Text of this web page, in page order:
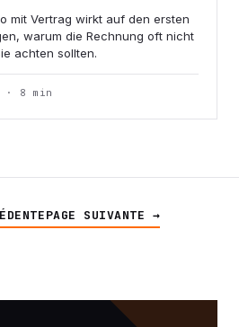
mit Vertrag wirkt auf den ersten
warum die Rechnung oft nicht
achten sollten.
· 8 min
PAGE SUIVANTE →